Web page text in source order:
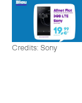
Credits: Sony